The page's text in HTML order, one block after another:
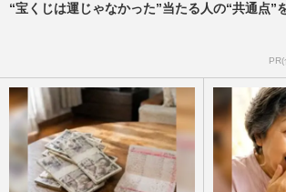
“宝くじは運じゃなかった”当たる人の“共通点”